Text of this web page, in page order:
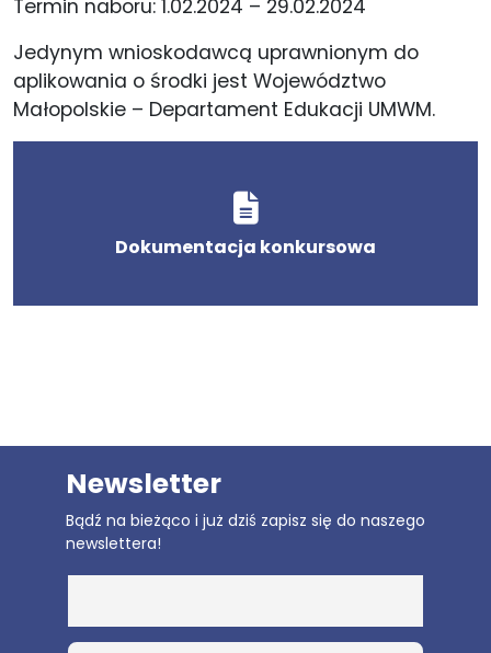
Termin naboru: 1.02.2024 – 29.02.2024
Jedynym wnioskodawcą uprawnionym do
aplikowania o środki jest Województwo
Małopolskie – Departament Edukacji UMWM.
Dokumentacja konkursowa
Newsletter
Bądź na bieżąco i już dziś zapisz się do naszego
newslettera!